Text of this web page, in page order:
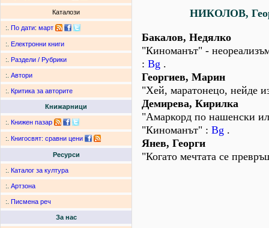
Каталози
:. По дати: март
:. Електронни книги
:. Раздели / Рубрики
:. Автори
:. Критика за авторите
Книжарници
:. Книжен пазар
:. Книгосвят: сравни цени
Ресурси
:. Каталог за култура
:. Артзона
:. Писмена реч
За нас
НИКОЛОВ,
Бакалов, Недялко
"Киноманът" -
: Bg .
Георгиев, Марин
"Хей, маратонецо, нейде
Демирева, Кирилка
"Амаркорд по нашенски
"Киноманът" : Bg .
Янев, Георги
"Когато мечтата се